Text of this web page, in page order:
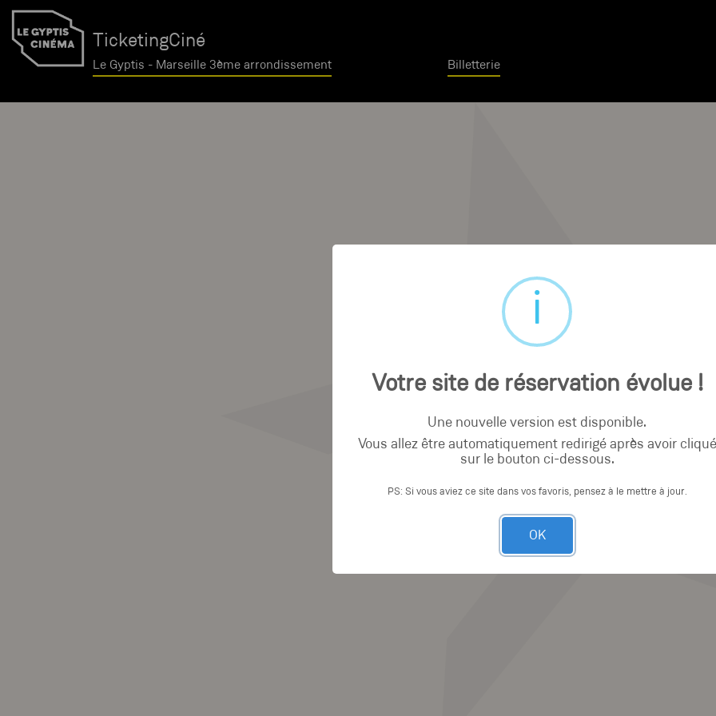
TicketingCiné
Le Gyptis - Marseille 3ème arrondissement Billetterie
Votre site de réservation évolue !
Une nouvelle version est disponible.
Vous allez être automatiquement redirigé après avoir cliqué
sur le bouton ci-dessous.
PS: Si vous aviez ce site dans vos favoris, pensez à le mettre à jour.
OK